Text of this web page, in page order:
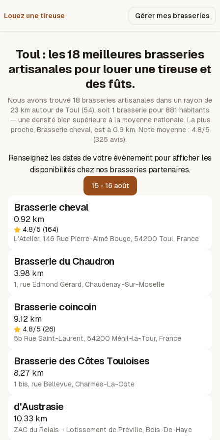
Louez une tireuse Gérer mes brasseries
Toul: les18 meilleures brasseries
artisanales pour louer une tireuse et
des fûts.
Nous avons trouvé 18 brasseries artisanales dans un rayon de
23 km autour de Toul (54), soit 1 brasserie pour 881 habitants
— une densité bien supérieure à la moyenne nationale. La plus
proche, Brasserie cheval, est à 0.9 km. Note moyenne : 4.8/5
(325 avis).
Renseignez les dates de votre évènement pour afficher les
disponibilités chez nos brasseries partenaires.
15 - 16 août
Brasserie cheval
0.92 km
4.8/5 (164)
L'Atelier, 146 Rue Pierre-Aimé Bouge, 54200 Toul, France
Brasserie du Chaudron
3.98 km
1, rue Edmond Gérard, Chaudenay-Sur-Moselle
Brasserie coincoin
9.12 km
4.8/5 (26)
5b Rue Saint-Laurent, 54200 Ménil-la-Tour, France
Brasserie des Côtes Touloises
8.27 km
1 bis, rue Bellevue, Charmes-La-Côte
d'Austrasie
10.33 km
ZAC du Relais - Lotissement de Préville, Bois-De-Haye